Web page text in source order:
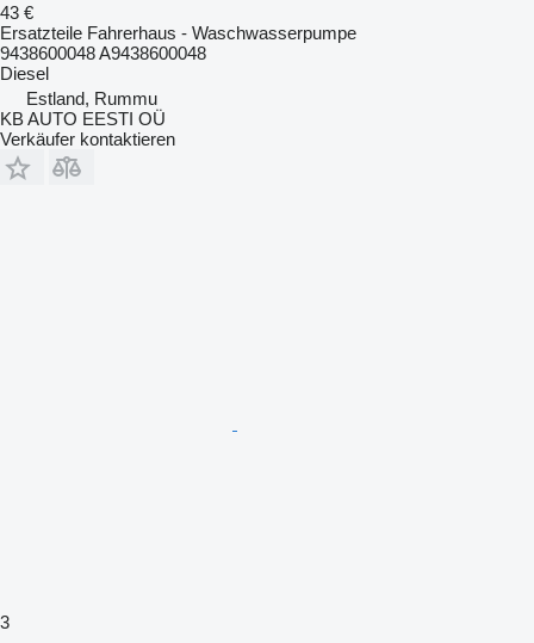
43 €
Ersatzteile Fahrerhaus - Waschwasserpumpe
9438600048 A9438600048
Diesel
Estland, Rummu
KB AUTO EESTI OÜ
Verkäufer kontaktieren
3